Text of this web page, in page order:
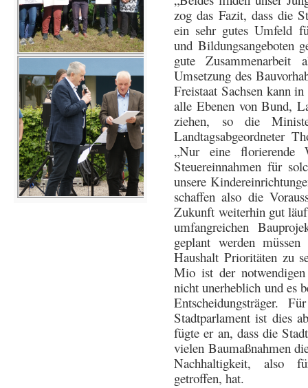
zog das Fazit, dass die
ein sehr gutes Umfeld
und Bildungsangeboten
gute Zusammenarbeit
Umsetzung des
Freistaat Sachsen kann
alle Ebenen von Bund,
ziehen, so die
Landtagsabgeordneter
„Nur eine florierende
Steuereinnahmen für
unsere
schaffen also die
Zukunft weiterhin gut
umfangreichen
geplant werden
Haushalt Prioritäten zu
Mio ist der
nicht unerheblich und es
Entscheidungsträger.
Stadtparlament ist dies
fügte er an, dass die
vielen Baumaßnahmen
Nachhaltigkeit, also
getroffen, hat.